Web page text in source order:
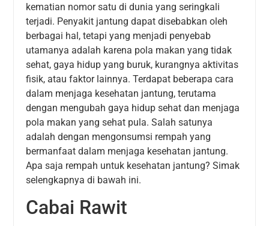
kematian nomor satu di dunia yang seringkali
terjadi. Penyakit jantung dapat disebabkan oleh
berbagai hal, tetapi yang menjadi penyebab
utamanya adalah karena pola makan yang tidak
sehat, gaya hidup yang buruk, kurangnya aktivitas
fisik, atau faktor lainnya. Terdapat beberapa cara
dalam menjaga kesehatan jantung, terutama
dengan mengubah gaya hidup sehat dan menjaga
pola makan yang sehat pula. Salah satunya
adalah dengan mengonsumsi rempah yang
bermanfaat dalam menjaga kesehatan jantung.
Apa saja rempah untuk kesehatan jantung? Simak
selengkapnya di bawah ini.
Cabai Rawit